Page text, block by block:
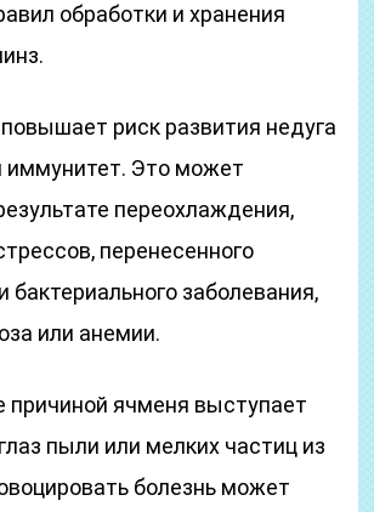
обработки и хранения
риск развития недуга
иммунитет. Это может
переохлаждения,
перенесенного
бактериального заболевания,
или анемии.
причиной ячменя выступает
пыли или мелких частиц из
болезнь может